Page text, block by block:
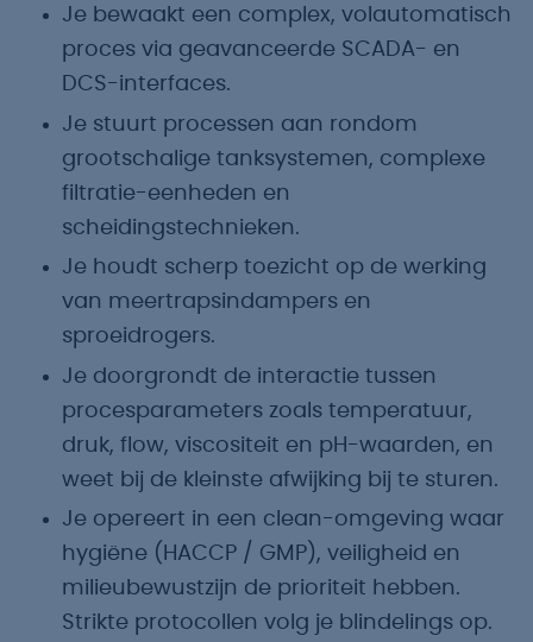
Je bewaakt een complex, volautomatisch
proces via geavanceerde SCADA- en
DCS-interfaces.
Je stuurt processen aan rondom
grootschalige tanksystemen, complexe
filtratie-eenheden en
scheidingstechnieken.
Je houdt scherp toezicht op de werking
van meertrapsindampers en
sproeidrogers.
Je doorgrondt de interactie tussen
procesparameters zoals temperatuur,
druk, flow, viscositeit en pH-waarden, en
weet bij de kleinste afwijking bij te sturen.
Je opereert in een clean-omgeving waar
hygiëne (HACCP / GMP), veiligheid en
milieubewustzijn de prioriteit hebben.
Strikte protocollen volg je blindelings op.